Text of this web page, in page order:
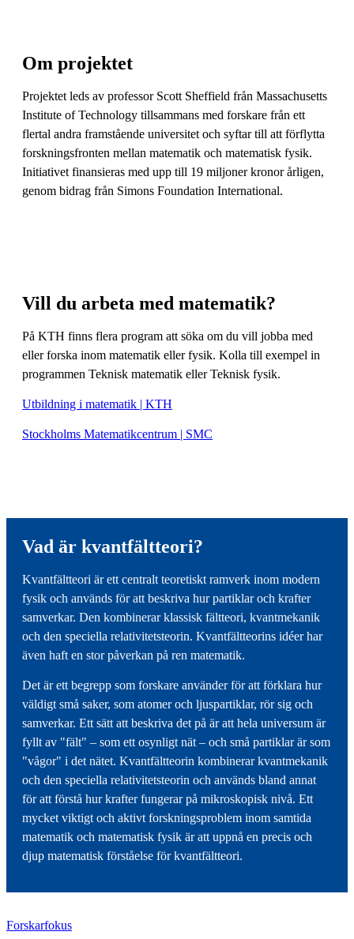
Om projektet
Projektet leds av professor Scott Sheffield från Massachusetts
Institute of Technology tillsammans med forskare från ett
flertal andra framstående universitet och syftar till att förflytta
forskningsfronten mellan matematik och matematisk fysik.
Initiativet finansieras med upp till 19 miljoner kronor årligen,
genom bidrag från Simons Foundation International.
Vill du arbeta med matematik?
På KTH finns flera program att söka om du vill jobba med
eller forska inom matematik eller fysik. Kolla till exempel in
programmen Teknisk matematik eller Teknisk fysik.
Utbildning i matematik | KTH
Stockholms Matematikcentrum | SMC
Vad är kvantfältteori?
Kvantfältteori är ett centralt teoretiskt ramverk inom modern
fysik och används för att beskriva hur partiklar och krafter
samverkar. Den kombinerar klassisk fältteori, kvantmekanik
och den speciella relativitetsteorin. Kvantfältteorins idéer har
även haft en stor påverkan på ren matematik.
Det är ett begrepp som forskare använder för att förklara hur
väldigt små saker, som atomer och ljuspartiklar, rör sig och
samverkar. Ett sätt att beskriva det på är att hela universum är
fyllt av "fält" – som ett osynligt nät – och små partiklar är som
"vågor" i det nätet. Kvantfältteorin kombinerar kvantmekanik
och den speciella relativitetsteorin och används bland annat
för att förstå hur krafter fungerar på mikroskopisk nivå. Ett
mycket viktigt och aktivt forskningsproblem inom samtida
matematik och matematisk fysik är att uppnå en precis och
djup matematisk förståelse för kvantfältteori.
Forskarfokus